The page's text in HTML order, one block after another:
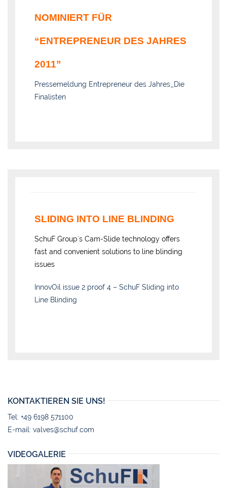
NOMINIERT FÜR
“ENTREPRENEUR DES JAHRES
2011”
Pressemeldung Entrepreneur des Jahres_Die
Finalisten
SLIDING INTO LINE BLINDING
SchuF Group´s Cam-Slide technology offers
fast and convenient solutions to line blinding
issues
InnovOil issue 2 proof 4 – SchuF Sliding into
Line Blinding
KONTAKTIEREN SIE UNS!
Tel: +49 6198 571100
E-mail: valves@schuf.com
VIDEOGALERIE